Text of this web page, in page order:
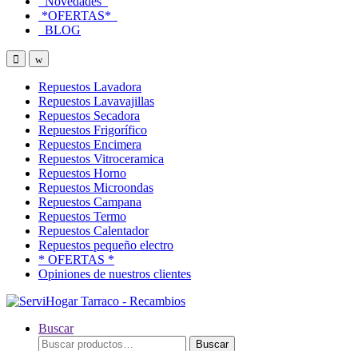
*OFERTAS*
BLOG
OpenClose
Repuestos Lavadora
Repuestos Lavavajillas
Repuestos Secadora
Repuestos Frigorífico
Repuestos Encimera
Repuestos Vitroceramica
Repuestos Horno
Repuestos Microondas
Repuestos Campana
Repuestos Termo
Repuestos Calentador
Repuestos pequeño electro
* OFERTAS *
Opiniones de nuestros clientes
Buscar
Buscar
Buscar